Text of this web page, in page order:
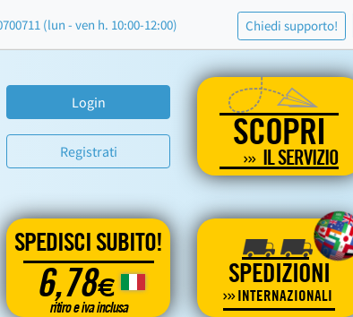
(lun - ven h. 10:00-12:00) Chiedi supporto!
Login
Registrati SCOPRI
IL SERVIZIO
SPEDISCI SUBITO!
6,78€
ritiro e iva inclusa
SPEDIZIONI
INTERNAZIONALI